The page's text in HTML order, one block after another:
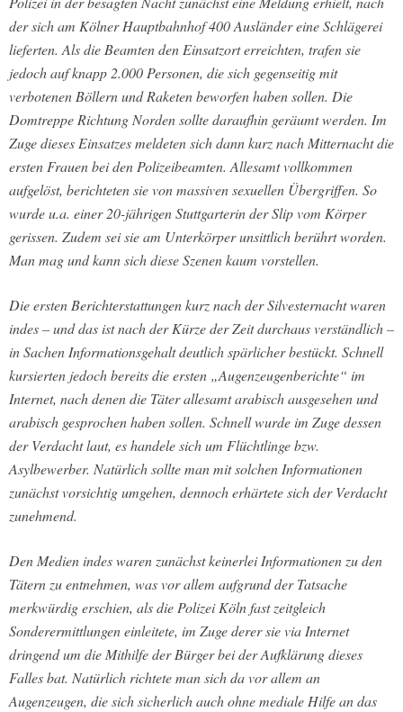
der sich am Kölner Hauptbahnhof 400 Ausländer eine Schlägerei
lieferten. Als die Beamten den Einsatzort erreichten, trafen sie
jedoch auf knapp 2.000 Personen, die sich gegenseitig mit
verbotenen Böllern und Raketen beworfen haben sollen. Die
Domtreppe Richtung Norden sollte daraufhin geräumt werden. Im
Zuge dieses Einsatzes meldeten sich dann kurz nach Mitternacht die
ersten Frauen bei den Polizeibeamten. Allesamt vollkommen
aufgelöst, berichteten sie von massiven sexuellen Übergriffen. So
wurde u.a. einer 20-jährigen Stuttgarterin der Slip vom Körper
gerissen. Zudem sei sie am Unterkörper unsittlich berührt worden.
Man mag und kann sich diese Szenen kaum vorstellen.
Die ersten Berichterstattungen kurz nach der Silvesternacht waren
indes – und das ist nach der Kürze der Zeit durchaus verständlich –
in Sachen Informationsgehalt deutlich spärlicher bestückt. Schnell
kursierten jedoch bereits die ersten „Augenzeugenberichte“ im
Internet, nach denen die Täter allesamt arabisch ausgesehen und
arabisch gesprochen haben sollen. Schnell wurde im Zuge dessen
der Verdacht laut, es handele sich um Flüchtlinge bzw.
Asylbewerber. Natürlich sollte man mit solchen Informationen
zunächst vorsichtig umgehen, dennoch erhärtete sich der Verdacht
zunehmend.
Den Medien indes waren zunächst keinerlei Informationen zu den
Tätern zu entnehmen, was vor allem aufgrund der Tatsache
merkwürdig erschien, als die Polizei Köln fast zeitgleich
Sonderermittlungen einleitete, im Zuge derer sie via Internet
dringend um die Mithilfe der Bürger bei der Aufklärung dieses
Falles bat. Natürlich richtete man sich da vor allem an
Augenzeugen, die sich sicherlich auch ohne mediale Hilfe an das